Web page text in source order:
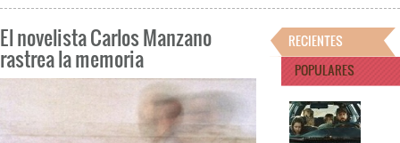
El novelista Carlos Manzano
rastrea la memoria
RECIENTES
POPULARES